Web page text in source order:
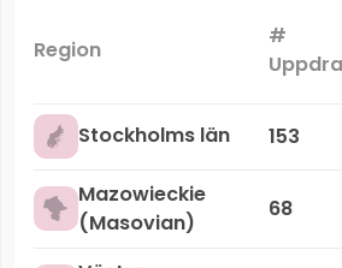
Region
#
Stockholms län 153
Mazowieckie
(Masovian)
68